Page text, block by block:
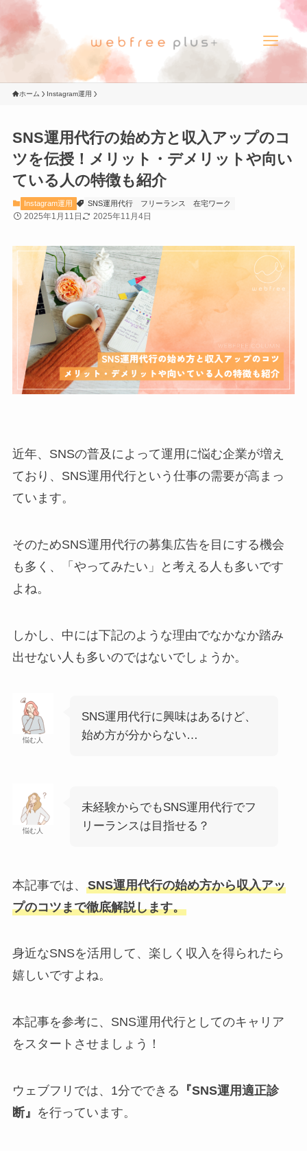
ホーム Instagram運用
SNS運用代行の始め方と収入アップのコ
ツを伝授！メリット・デメリットや向い
ている人の特徴も紹介
Instagram運用 SNS運用代行 フリーランス 在宅ワーク
2025年1月11日 2025年11月4日
近年、SNSの普及によって運用に悩む企業が増え
ており、SNS運用代行という仕事の需要が高まっ
ています。
そのためSNS運用代行の募集広告を目にする機会
も多く、「やってみたい」と考える人も多いです
よね。
しかし、中には下記のような理由でなかなか踏み
出せない人も多いのではないでしょうか。
悩む人
SNS運用代行に興味はあるけど、
始め方が分からない…
悩む人
未経験からでもSNS運用代行でフ
リーランスは目指せる？
本記事では、 SNS運用代行の始め方から収入アッ
プのコツまで徹底解説します。
身近なSNSを活用して、楽しく収入を得られたら
嬉しいですよね。
本記事を参考に、SNS運用代行としてのキャリア
をスタートさせましょう！
ウェブフリでは、1分でできる 『SNS運用適正診
断』 を行っています。